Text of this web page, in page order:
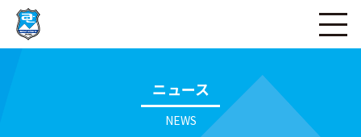
ニュース
NEWS